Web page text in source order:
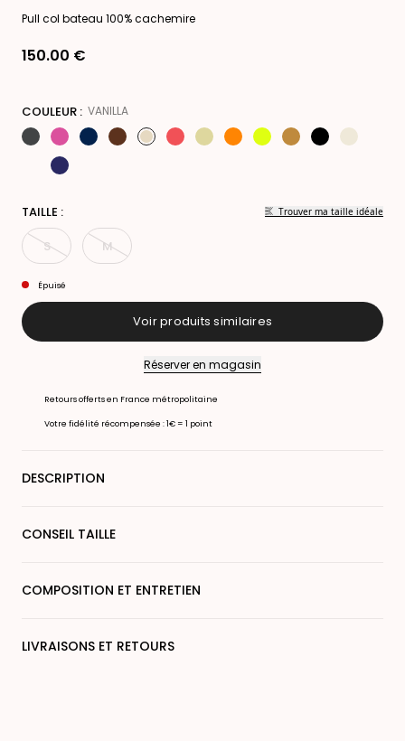
Pull col bateau 100% cachemire
150.00 €
COULEUR : VANILLA
TAILLE : Trouver ma taille idéale
S
Épuisé
M
Voir produits similaires
Réserver en magasin
Retours offerts en France métropolitaine
Votre fidélité récompensée : 1€ = 1 point
DESCRIPTION
CONSEIL TAILLE
COMPOSITION ET ENTRETIEN
LIVRAISONS ET RETOURS